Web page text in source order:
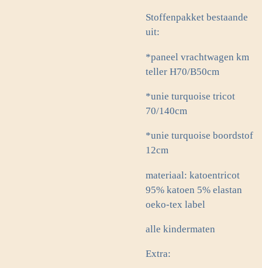
Stoffenpakket bestaande
uit:
*paneel vrachtwagen km
teller H70/B50cm
*unie turquoise tricot
70/140cm
*unie turquoise boordstof
12cm
materiaal: katoentricot
95% katoen 5% elastan
oeko-tex label
alle kindermaten
Extra: